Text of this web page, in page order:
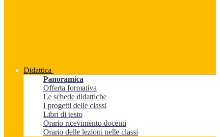
Didattica
Panoramica
Offerta formativa
Le schede didattiche
I progetti delle classi
Libri di testo
Orario ricevimento docenti
Orario delle lezioni nelle classi